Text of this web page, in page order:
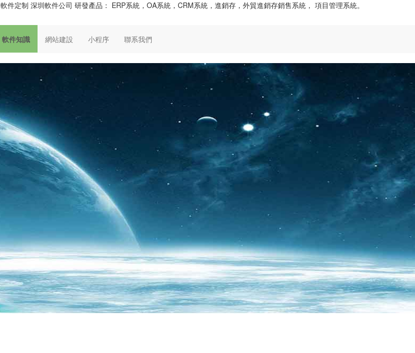
軟件定制 深圳軟件公司 研發產品： ERP系統，OA系統，CRM系統，進銷存，外貿進銷存銷售系統， 項目管理系統。
軟件知識 網站建設 小程序 聯系我們